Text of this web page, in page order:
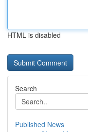
HTML is disabled
Search
Published News